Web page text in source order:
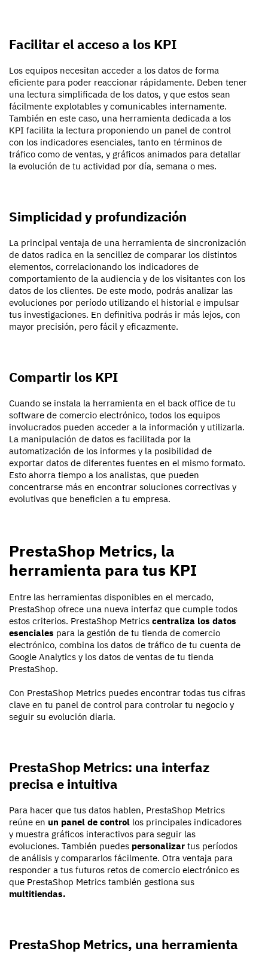
Facilitar el acceso a los KPI
Los equipos necesitan acceder a los datos de forma
eficiente para poder reaccionar rápidamente. Deben tener
una lectura simplificada de los datos, y que estos sean
fácilmente explotables y comunicables internamente.
También en este caso, una herramienta dedicada a los
KPI facilita la lectura proponiendo un panel de control
con los indicadores esenciales, tanto en términos de
tráfico como de ventas, y gráficos animados para detallar
la evolución de tu actividad por día, semana o mes.
Simplicidad y profundización
La principal ventaja de una herramienta de sincronización
de datos radica en la sencillez de comparar los distintos
elementos, correlacionando los indicadores de
comportamiento de la audiencia y de los visitantes con los
datos de los clientes. De este modo, podrás analizar las
evoluciones por período utilizando el historial e impulsar
tus investigaciones. En definitiva podrás ir más lejos, con
mayor precisión, pero fácil y eficazmente.
Compartir los KPI
Cuando se instala la herramienta en el back office de tu
software de comercio electrónico, todos los equipos
involucrados pueden acceder a la información y utilizarla.
La manipulación de datos es facilitada por la
automatización de los informes y la posibilidad de
exportar datos de diferentes fuentes en el mismo formato.
Esto ahorra tiempo a los analistas, que pueden
concentrarse más en encontrar soluciones correctivas y
evolutivas que beneficien a tu empresa.
PrestaShop Metrics, la
herramienta para tus KPI
Entre las herramientas disponibles en el mercado,
PrestaShop ofrece una nueva interfaz que cumple todos
estos criterios. PrestaShop Metrics centraliza los datos
esenciales para la gestión de tu tienda de comercio
electrónico, combina los datos de tráfico de tu cuenta de
Google Analytics y los datos de ventas de tu tienda
PrestaShop.
Con PrestaShop Metrics puedes encontrar todas tus cifras
clave en tu panel de control para controlar tu negocio y
seguir su evolución diaria.
PrestaShop Metrics: una interfaz
precisa e intuitiva
Para hacer que tus datos hablen, PrestaShop Metrics
reúne en un panel de control los principales indicadores
y muestra gráficos interactivos para seguir las
evoluciones. También puedes personalizar tus períodos
de análisis y compararlos fácilmente. Otra ventaja para
responder a tus futuros retos de comercio electrónico es
que PrestaShop Metrics también gestiona sus
multitiendas.
PrestaShop Metrics, una herramienta